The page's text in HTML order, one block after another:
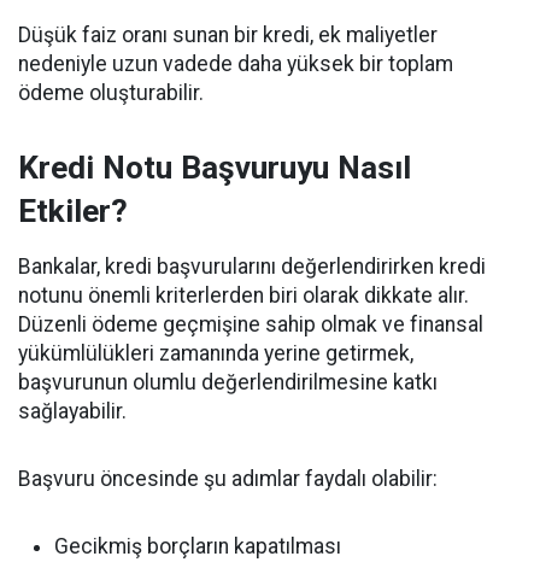
Düşük faiz oranı sunan bir kredi, ek maliyetler
nedeniyle uzun vadede daha yüksek bir toplam
ödeme oluşturabilir.
Kredi Notu Başvuruyu Nasıl
Etkiler?
Bankalar, kredi başvurularını değerlendirirken kredi
notunu önemli kriterlerden biri olarak dikkate alır.
Düzenli ödeme geçmişine sahip olmak ve finansal
yükümlülükleri zamanında yerine getirmek,
başvurunun olumlu değerlendirilmesine katkı
sağlayabilir.
Başvuru öncesinde şu adımlar faydalı olabilir:
Gecikmiş borçların kapatılması